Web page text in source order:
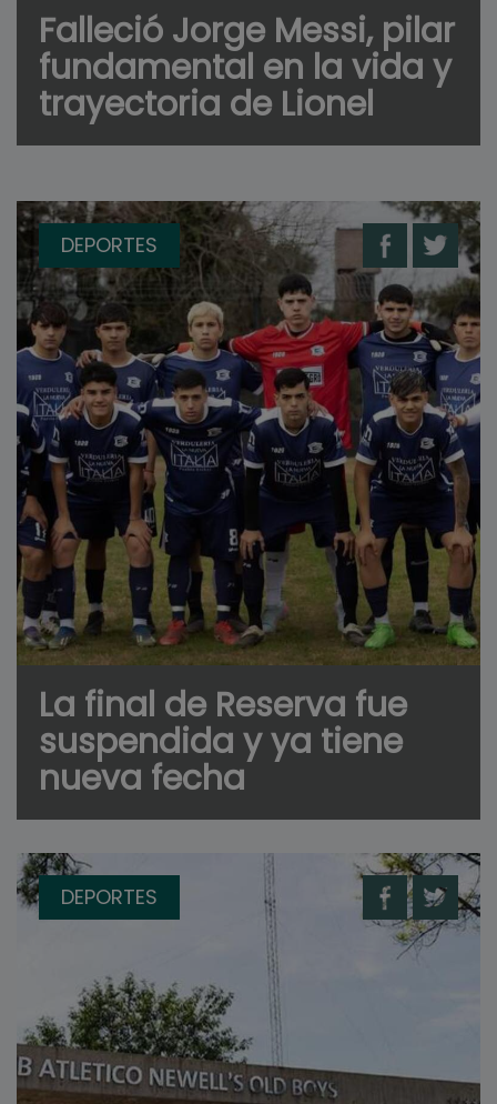
Falleció Jorge Messi, pilar
fundamental en la vida y
trayectoria de Lionel
DEPORTES
La final de Reserva fue
suspendida y ya tiene
nueva fecha
DEPORTES